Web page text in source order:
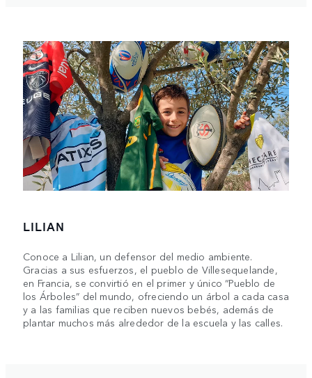
LILIAN
Conoce a Lilian, un defensor del medio ambiente.
Gracias a sus esfuerzos, el pueblo de Villesequelande,
en Francia, se convirtió en el primer y único “Pueblo de
los Árboles” del mundo, ofreciendo un árbol a cada casa
y a las familias que reciben nuevos bebés, además de
plantar muchos más alrededor de la escuela y las calles.